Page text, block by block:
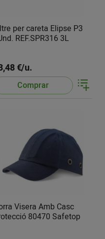
per careta Elipse P3
REF.SPR316 3L
€/u.
Comprar
Visera Amb Casc
80470 Safetop